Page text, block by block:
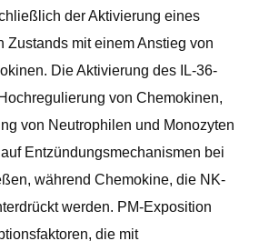
der Aktivierung eines
Zustands mit einem Anstieg von
Die Aktivierung des IL-36-
von Chemokinen,
von Neutrophilen und Monozyten
Entzündungsmechanismen bei
während Chemokine, die NK-
werden. PM-Exposition
die mit